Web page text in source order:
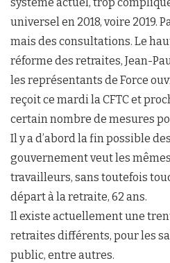
système actuel, trop
universel en 2018, voire 2019.
mais des consultations. Le
réforme des retraites, Jean-
les représentants de Force
reçoit ce mardi la CFTC et
certain nombre de mesures
Il y a d’abord la fin possible
gouvernement veut les
travailleurs, sans toutefois
départ à la retraite, 62 ans.
Il existe actuellement une
retraites différents, pour les
public, entre autres.